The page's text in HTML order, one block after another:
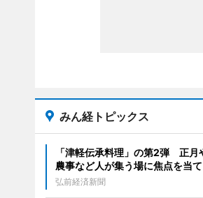
みん経トピックス
「津軽伝承料理」の第2弾 正月
農事など人が集う場に焦点を当
弘前経済新聞